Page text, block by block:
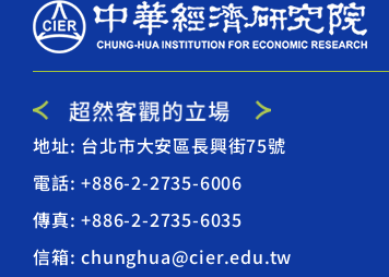
地址: 台北市大安區長興街75號
電話: +886-2-2735-6006
傳真: +886-2-2735-6035
信箱: chunghua@cier.edu.tw